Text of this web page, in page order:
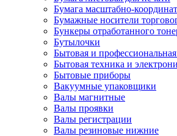
Бумага масштабно-
Бумажные носители
Бункеры отработанного
Бутылочки
Бытовая и
Бытовая техника и
Бытовые приборы
Вакуумные упаковщики
Валы магнитные
Валы проявки
Валы регистрации
Валы резиновые нижние